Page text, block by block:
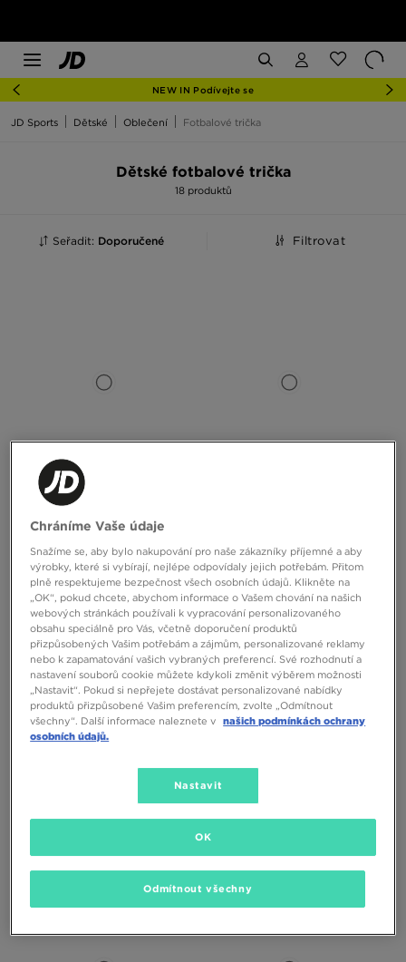
NEW IN Podívejte se
JD Sports Dětské Oblečení Fotbalové trička
Dětské fotbalové trička
18 produktů
Seřadit: Doporučené Filtrovat
NIKE TRIČKO K NK DRI-FIT
ACADEMY 25
490 Kč 590 Kč
HOODRICH TRIČKO PACE
NIKE TRIČKO K NK DRI-FIT
Chráníme Vaše údaje
Snažíme se, aby bylo nakupování pro naše zákazníky příjemné a aby
výrobky, které si vybírají, nejlépe odpovídaly jejich potřebám. Přitom
plně respektujeme bezpečnost všech osobních údajů. Klikněte na
„OK“, pokud chcete, abychom informace o Vašem chování na našich
webových stránkách používali k vypracování personalizovaného
obsahu speciálně pro Vás, včetně doporučení produktů
přizpůsobených Vašim potřebám a zájmům, personalizované reklamy
nebo k zapamatování vašich vybraných preferencí. Své rozhodnutí a
nastavení souborů cookie můžete kdykoli změnit výběrem možnosti
„Nastavit“. Pokud si nepřejete dostávat personalizované nabídky
produktů přizpůsobené Vašim preferencím, zvolte „Odmítnout
všechny“. Další informace naleznete v našich podmínkách ochrany
osobních údajů.
Nastavit
Odmítnout všechny
OK